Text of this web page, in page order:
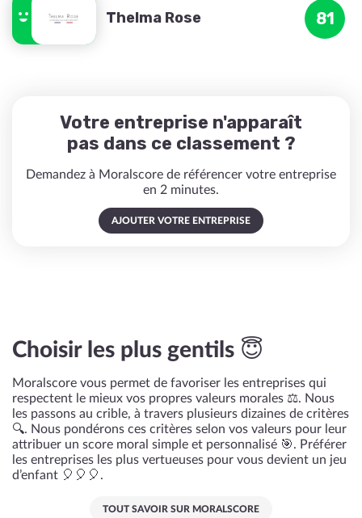
Thelma Rose 81
Votre entreprise n'apparaît
pas dans ce classement ?
Demandez à Moralscore de référencer votre entreprise
en 2 minutes.
AJOUTER VOTRE ENTREPRISE
Choisir les plus gentils 😇
Moralscore vous permet de favoriser les entreprises qui
respectent le mieux vos propres valeurs morales ⚖️. Nous
les passons au crible, à travers plusieurs dizaines de critères
🔍. Nous pondérons ces critères selon vos valeurs pour leur
attribuer un score moral simple et personnalisé 🎯. Préférer
les entreprises les plus vertueuses pour vous devient un jeu
d’enfant 🎈🎈🎈.
TOUT SAVOIR SUR MORALSCORE